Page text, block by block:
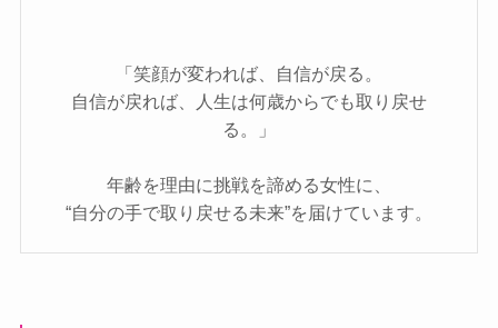
「笑顔が変われば、自信が戻る。
自信が戻れば、人生は何歳からでも取り戻せ
る。」
年齢を理由に挑戦を諦める女性に、
“自分の手で取り戻せる未来”を届けています。